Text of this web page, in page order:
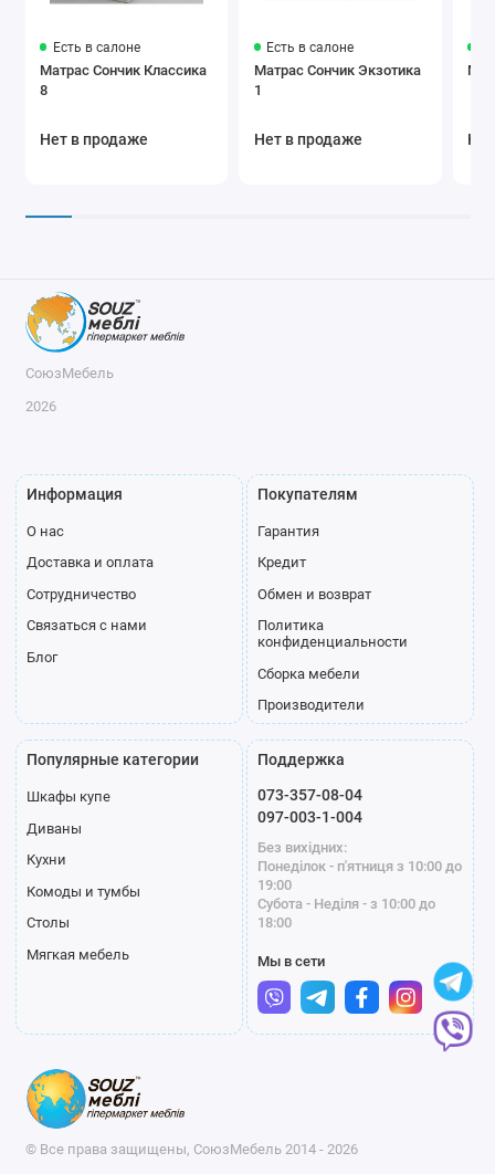
Есть в салоне
Матрас Сончик Классика
8
Нет в продаже
Есть в салоне
Матрас Сончик Экзотика
1
Нет в продаже
СоюзМебель
2026
Информация
О нас
Доставка и оплата
Сотрудничество
Связаться с нами
Блог
Покупателям
Гарантия
Кредит
Обмен и возврат
Политика
конфиденциальности
Сборка мебели
Производители
Популярные категории
Шкафы купе
Диваны
Кухни
Комоды и тумбы
Столы
Мягкая мебель
Поддержка
073-357-08-04
097-003-1-004
Без вихідних:
Понеділок - п'ятниця з 10:00 до
19:00
Субота - Неділя - з 10:00 до
18:00
Мы в сети
© Все права защищены, СоюзМебель 2014 - 2026